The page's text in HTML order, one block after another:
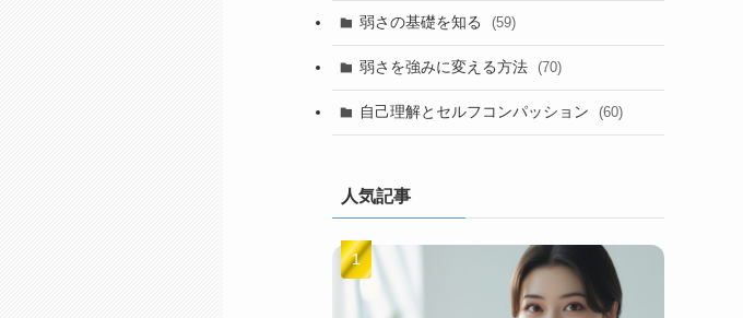
弱さの基礎を知る (59)
弱さを強みに変える方法 (70)
自己理解とセルフコンパッション (60)
人気記事